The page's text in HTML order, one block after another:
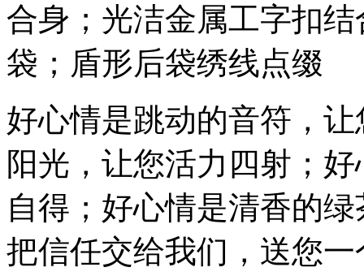
合身；光洁金属工字扣
袋；盾形后袋绣线点缀
好心情是跳动的音符，
阳光，让您活力四射；
自得；好心情是清香的
把信任交给我们，送您